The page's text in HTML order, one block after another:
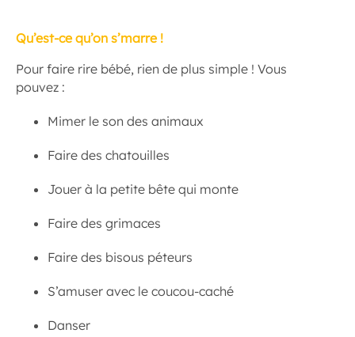
Qu’est-ce qu’on s’marre !
Pour faire rire bébé, rien de plus simple ! Vous
pouvez :
Mimer le son des animaux
Faire des chatouilles
Jouer à la petite bête qui monte
Faire des grimaces
Faire des bisous péteurs
S’amuser avec le coucou-caché
Danser